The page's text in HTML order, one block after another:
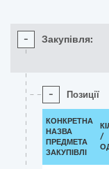
- Закупівля:
- Позиції
КОНКРЕТНА
НАЗВА
ПРЕДМЕТА
ЗАКУПІВЛІ
/